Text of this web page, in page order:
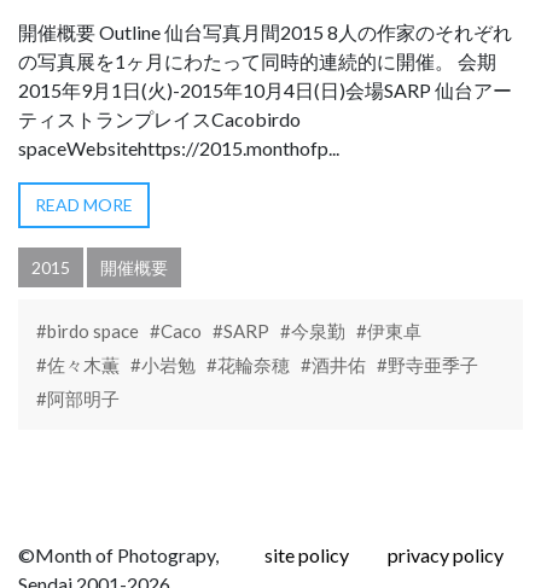
開催概要 Outline 仙台写真月間2015 8人の作家のそれぞれ
の写真展を1ヶ月にわたって同時的連続的に開催。 会期
2015年9月1日(火)-2015年10月4日(日)会場SARP 仙台アー
ティストランプレイスCacobirdo
spaceWebsitehttps://2015.monthofp...
READ MORE
2015 開催概要
#birdo space #Caco #SARP #今泉勤 #伊東卓
#佐々木薫 #小岩勉 #花輪奈穂 #酒井佑 #野寺亜季子
#阿部明子
privacy policy
site policy
©Month of Photograpy,